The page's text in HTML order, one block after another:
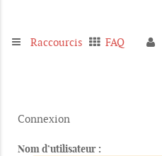
Raccourcis FAQ
Connexion
Nom d’utilisateur :